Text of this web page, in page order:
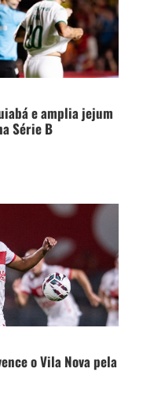
e amplia jejum
Série B
o Vila Nova pela